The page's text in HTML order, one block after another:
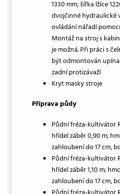
1330 mm, šířka lžíce
dvojčinné hydraulické
ovládání nářadí
Montáž na stroj s
je možná. Při práci s
být odmontován
zadní protizávaží
Kryt masky stroje
Příprava půdy
Půdní fréza-kultivátor
hřídel záběr 0,90 m;
zahloubení do 17 cm,
Půdní fréza-kultivátor
hřídel záběr 1,10 m;
zahloubení do 17 cm,